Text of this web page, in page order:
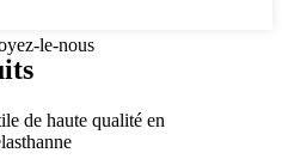
le-nous